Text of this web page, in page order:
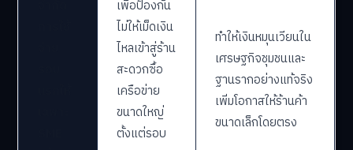
เพื่อป้องกัน
ไม่ให้เม็ดเงิน
ไหลเข้าสู่ร้าน
สะดวกซื้อ
เครือข่าย
ขนาดใหญ่
ตั้งแต่รอบ
ทำให้เงินหมุนเวียนใน
เศรษฐกิจชุมชนและ
ฐานรากอย่างแท้จริง
เพิ่มโอกาสให้ร้านค้า
ขนาดเล็กโดยตรง